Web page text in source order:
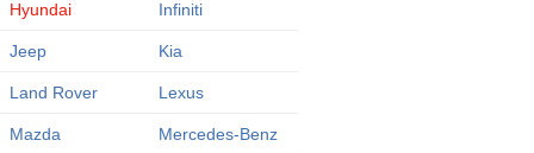
Hyundai Infiniti
Jeep Kia
Land Rover Lexus
Mazda Mercedes-Benz